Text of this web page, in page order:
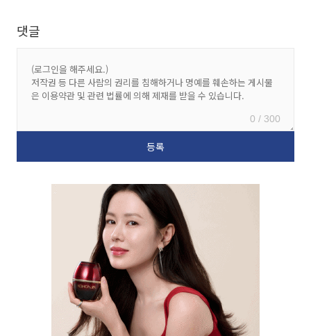
댓글
0 / 300